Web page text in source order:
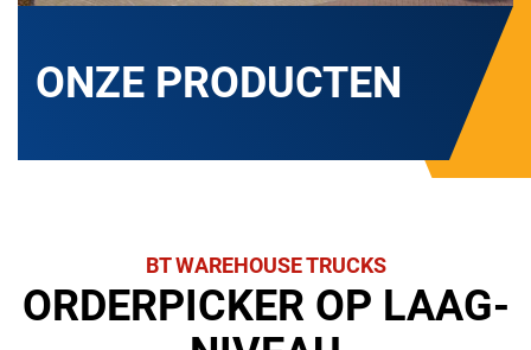
ONZE PRODUCTEN
BT WAREHOUSE TRUCKS
ORDERPICKER OP LAAG-